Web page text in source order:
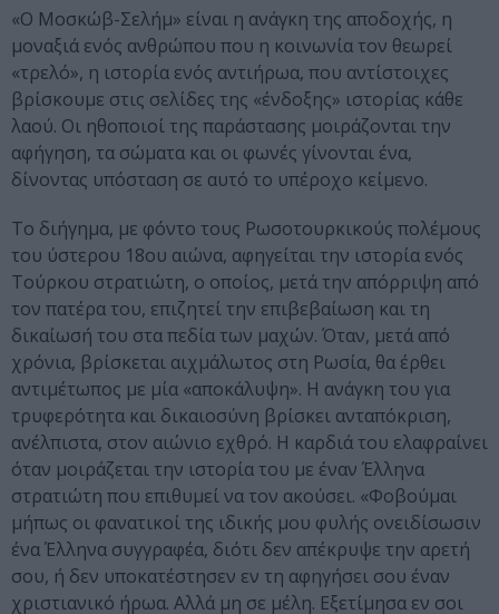
«Ο Μοσκώβ-Σελήμ» είναι η ανάγκη της αποδοχής, η
μοναξιά ενός ανθρώπου που η κοινωνία τον θεωρεί
«τρελό», η ιστορία ενός αντιήρωα, που αντίστοιχες
βρίσκουμε στις σελίδες της «ένδοξης» ιστορίας κάθε
λαού. Οι ηθοποιοί της παράστασης μοιράζονται την
αφήγηση, τα σώματα και οι φωνές γίνονται ένα,
δίνοντας υπόσταση σε αυτό το υπέροχο κείμενο.
Το διήγημα, με φόντο τους Ρωσοτουρκικούς πολέμους
του ύστερου 18ου αιώνα, αφηγείται την ιστορία ενός
Τούρκου στρατιώτη, ο οποίος, μετά την απόρριψη από
τον πατέρα του, επιζητεί την επιβεβαίωση και τη
δικαίωσή του στα πεδία των μαχών. Όταν, μετά από
χρόνια, βρίσκεται αιχμάλωτος στη Ρωσία, θα έρθει
αντιμέτωπος με μία «αποκάλυψη». Η ανάγκη του για
τρυφερότητα και δικαιοσύνη βρίσκει ανταπόκριση,
ανέλπιστα, στον αιώνιο εχθρό. Η καρδιά του ελαφραίνει
όταν μοιράζεται την ιστορία του με έναν Έλληνα
στρατιώτη που επιθυμεί να τον ακούσει. «Φοβούμαι
μήπως οι φανατικοί της ιδικής μου φυλής ονειδίσωσιν
ένα Έλληνα συγγραφέα, διότι δεν απέκρυψε την αρετή
σου, ή δεν υποκατέστησεν εν τη αφηγήσει σου έναν
χριστιανικό ήρωα. Αλλά μη σε μέλη. Εξετίμησα εν σοι